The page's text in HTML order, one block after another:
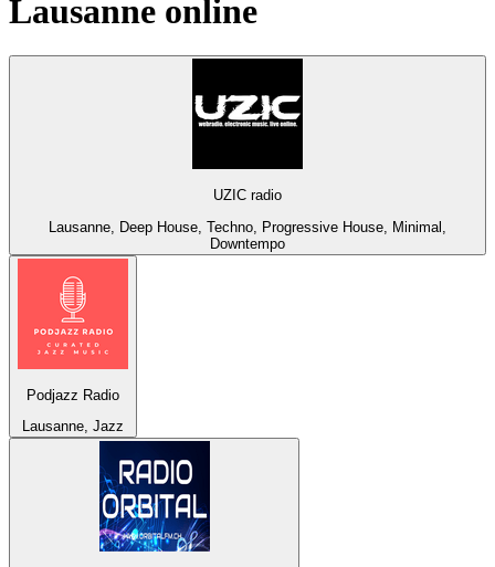
Lausanne online
UZIC radio
Lausanne, Deep House, Techno, Progressive House, Minimal,
Downtempo
Podjazz Radio
Lausanne, Jazz